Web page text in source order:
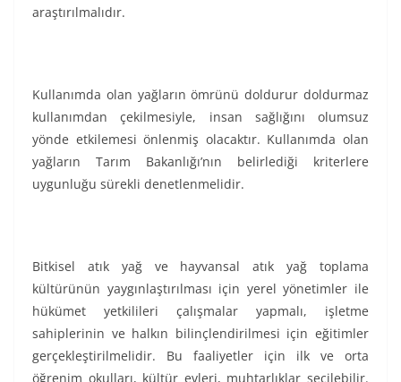
araştırılmalıdır.
Kullanımda olan yağların ömrünü doldurur doldurmaz
kullanımdan çekilmesiyle, insan sağlığını olumsuz
yönde etkilemesi önlenmiş olacaktır. Kullanımda olan
yağların Tarım Bakanlığı’nın belirlediği kriterlere
uygunluğu sürekli denetlenmelidir.
Bitkisel atık yağ ve hayvansal atık yağ toplama
kültürünün yaygınlaştırılması için yerel yönetimler ile
hükümet yetkilileri çalışmalar yapmalı, işletme
sahiplerinin ve halkın bilinçlendirilmesi için eğitimler
gerçekleştirilmelidir. Bu faaliyetler için ilk ve orta
öğrenim okulları, kültür evleri, muhtarlıklar seçilebilir.